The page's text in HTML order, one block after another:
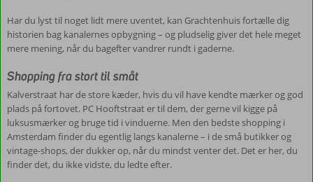
Har du lyst til noget lidt mere uventet, kan Grachtenhuis fortælle dig
historien bag kanalernes opbygning – og pludselig giver det hele meget
mere mening, når du bagefter vandrer rundt i gaderne.
Shopping fra stort til småt
Kalverstraat har de store kæder, hvis du vil have kendte mærker og god
plads på fortovet. PC Hooftstraat er til dem, der gerne vil kigge på
luksusmærker og bruge tid i vinduerne. Men den bedste shopping i
Amsterdam finder du egentlig langs kanalerne – i de små butikker og
vintage-shops, der dukker op, når du mindst venter det. Det er her, du
finder det, du ikke vidste, du ledte efter.